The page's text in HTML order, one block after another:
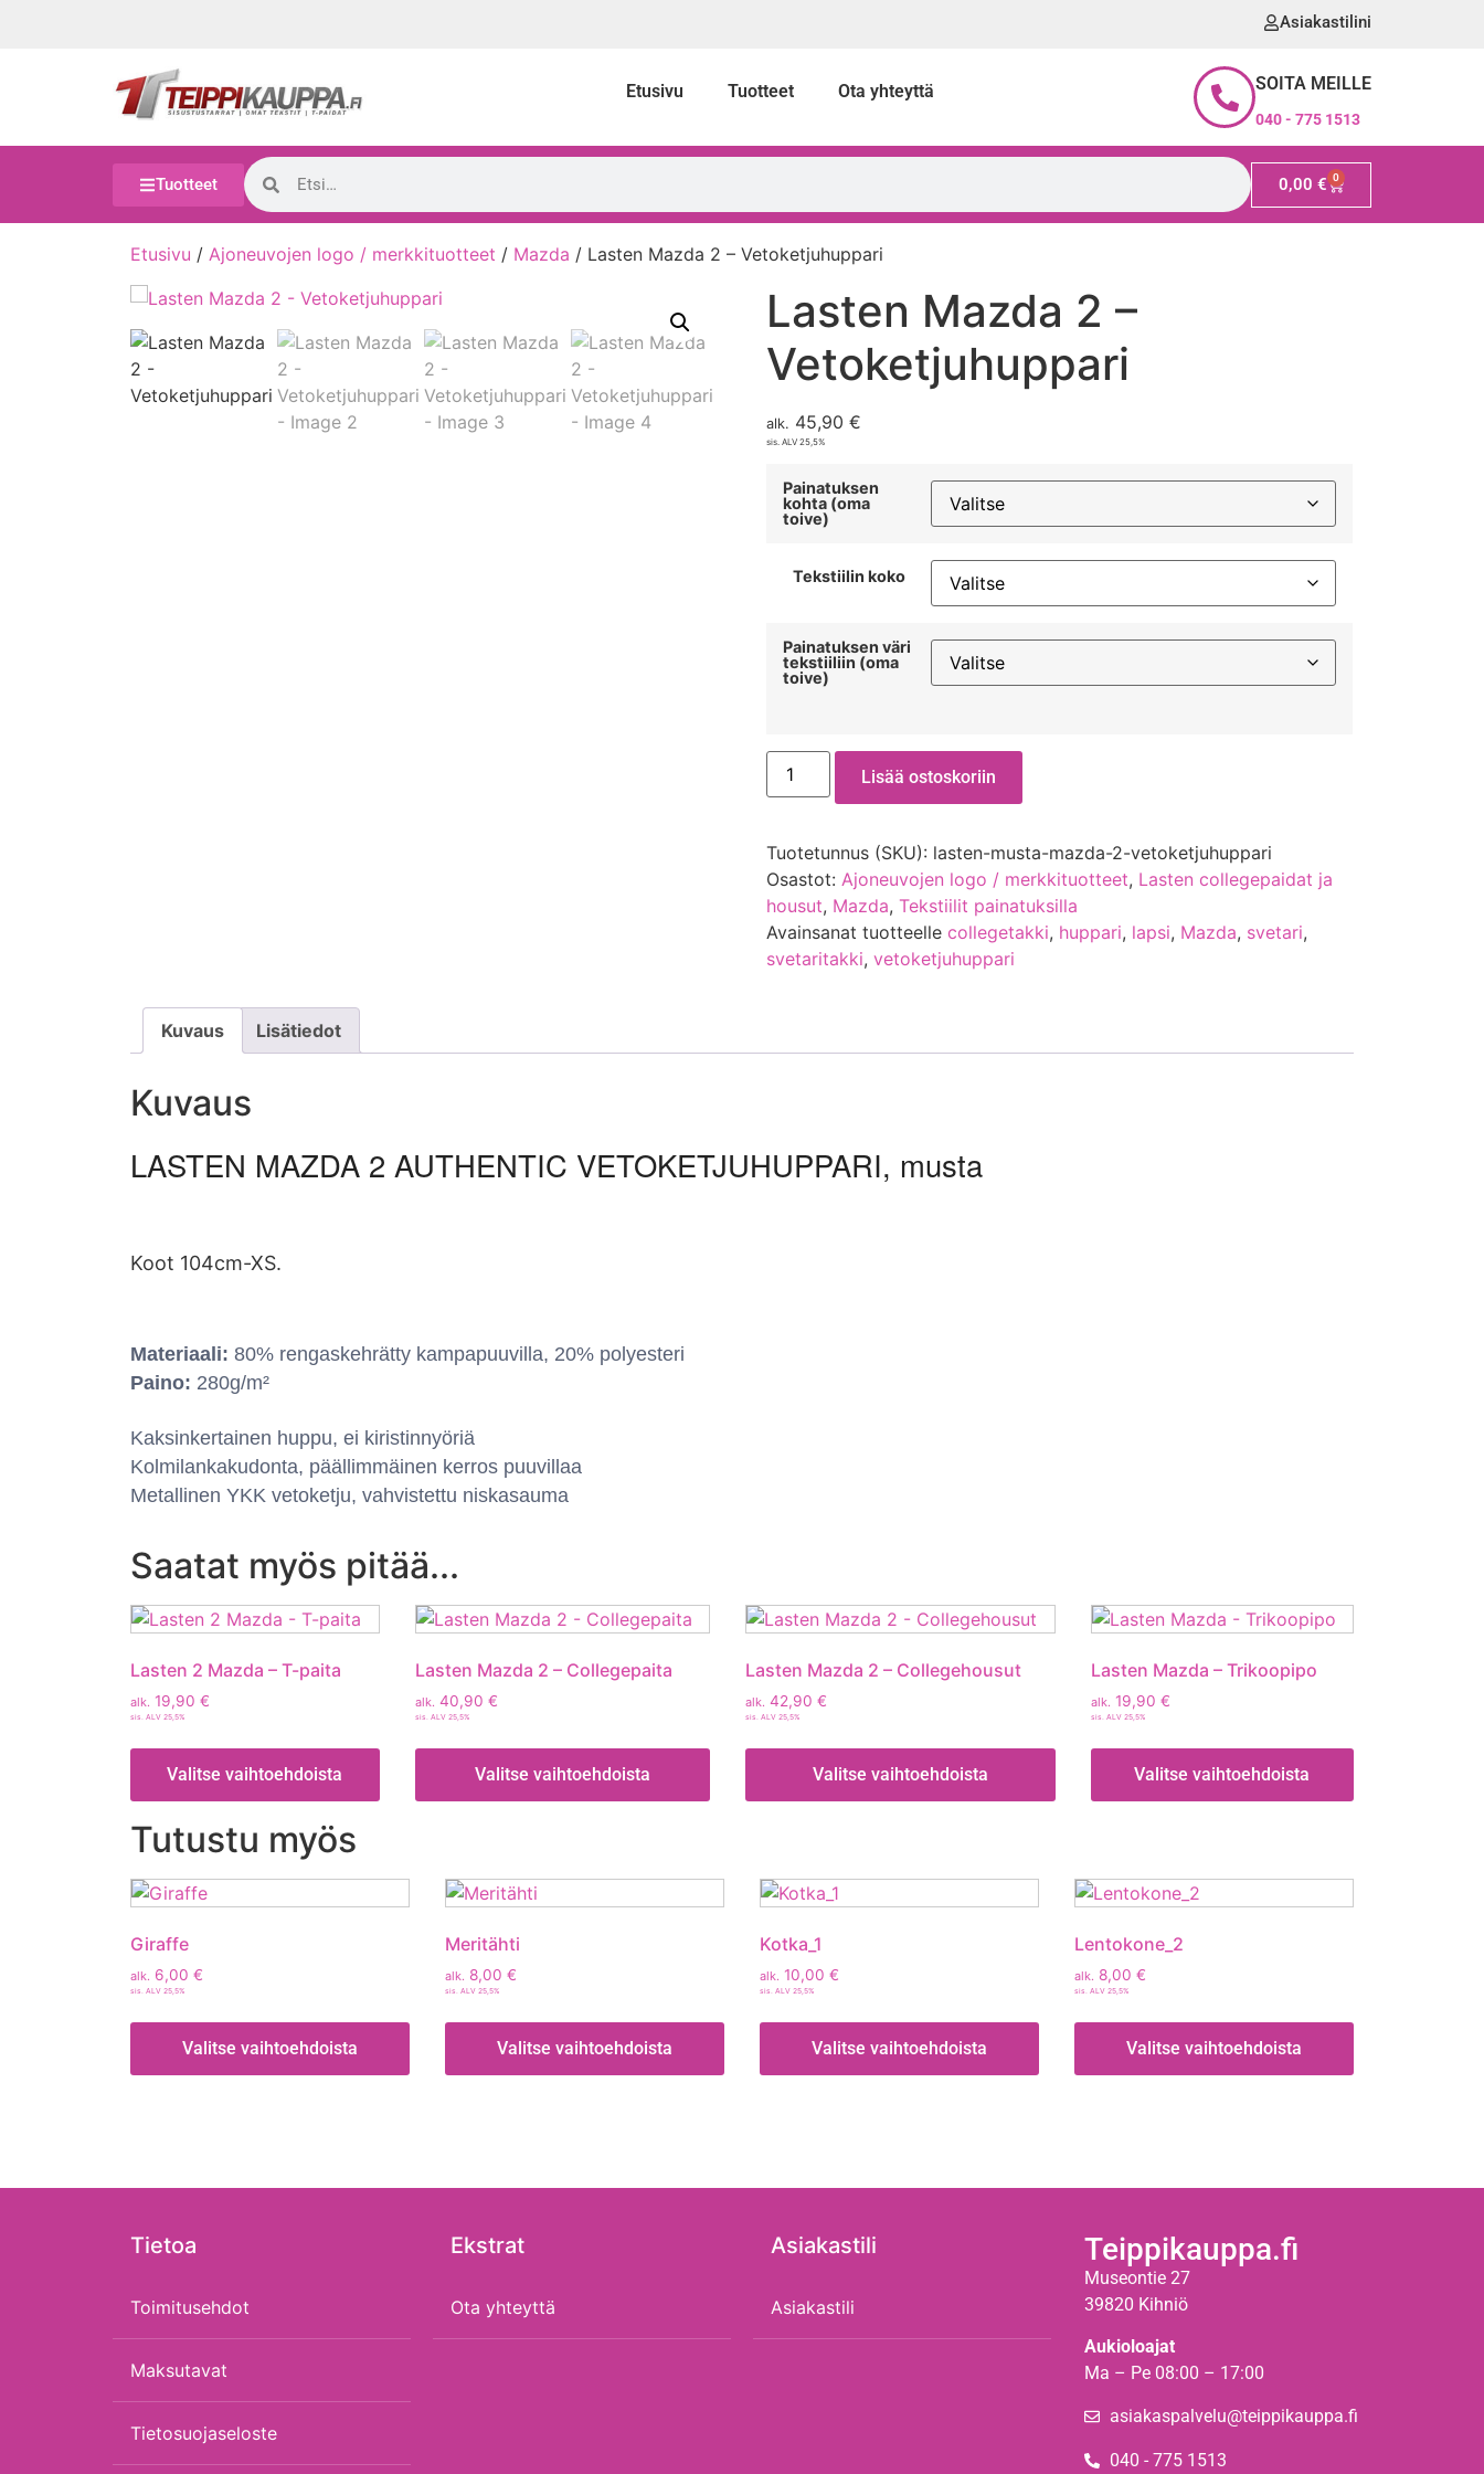
Asiakastilini
Etusivu Tuotteet Ota yhteyttä SOITA MEILLE
040 - 775 1513
Tuotteet 0,00 € 0
Etusivu / Ajoneuvojen logo / merkkituotteet / Mazda / Lasten Mazda 2 – Vetoketjuhuppari
Lasten Mazda 2 –
Vetoketjuhuppari
alk. 45,90€
sis. ALV 25,5%
Painatuksen
kohta (oma
toive)
Tekstiilin koko
Painatuksen väri
tekstiiliin (oma
toive)
Lisää ostoskoriin
Tuotetunnus (SKU): lasten-musta-mazda-2-vetoketjuhuppari
Osastot: Ajoneuvojen logo / merkkituotteet, Lasten collegepaidat ja
housut, Mazda,Tekstiilit painatuksilla
Avainsanat tuotteellecollegetakki, huppari, lapsi, Mazda, svetari,
svetaritakki,vetoketjuhuppari
Kuvaus Lisätiedot
Kuvaus
LASTEN MAZDA 2 AUTHENTIC VETOKETJUHUPPARI, musta
Koot 104cm-XS.
Materiaali: 80% rengaskehrätty kampapuuvilla, 20% polyesteri
Paino: 280g/m²
Kaksinkertainen huppu, ei kiristinnyöriä
Kolmilankakudonta, päällimmäinen kerros puuvillaa
Metallinen YKK vetoketju, vahvistettu niskasauma
Saatat myös pitää...
Lasten 2 Mazda – T-paita
alk. 19,90 €
sis. ALV 25,5%
Valitse vaihtoehdoista
Lasten Mazda 2 – Collegepaita
alk. 40,90 €
sis. ALV 25,5%
Valitse vaihtoehdoista
Lasten Mazda 2 – Collegehousut
alk. 42,90 €
sis. ALV 25,5%
Valitse vaihtoehdoista
Lasten Mazda – Trikoopipo
alk. 19,90 €
sis. ALV 25,5%
Valitse vaihtoehdoista
Tutustu myös
Giraffe
alk. 6,00 €
sis. ALV 25,5%
Valitse vaihtoehdoista
Meritähti
alk. 8,00 €
sis. ALV 25,5%
Valitse vaihtoehdoista
Kotka_1
alk. 10,00 €
sis. ALV 25,5%
Valitse vaihtoehdoista
Lentokone_2
alk. 8,00 €
sis. ALV 25,5%
Valitse vaihtoehdoista
Tietoa
Toimitusehdot
Maksutavat
Tietosuojaseloste
Ekstrat
Ota yhteyttä
Asiakastili
Asiakastili
Teippikauppa.fi
Museontie 27
39820 Kihniö
Aukioloajat
Ma – Pe 08:00 – 17:00
asiakaspalvelu@teippikauppa.fi
040 - 775 1513